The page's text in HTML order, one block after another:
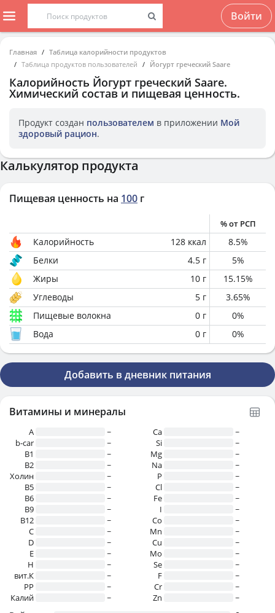
Войти
Главная
Таблица калорийности продуктов
Таблица продуктов пользователей
Йогурт греческий Saare
Калорийность Йогурт греческий Saare.
Химический состав и пищевая ценность.
Продукт создан пользователем в приложении Мой
здоровый рацион.
Калькулятор продукта
Пищевая ценность на 100 г
% от РСП
Калорийность 128 ккал 8.5%
Белки
4.5 г 5%
Жиры
10 г 15.15%
Углеводы
5 г 3.65%
Пищевые волокна
0 г 0%
Вода
0 г 0%
Добавить в дневник питания
Витамины и минералы
A
~
b-car
~
В1
~
B2
~
Холин
~
B5
~
B6
~
B9
~
B12
~
C
~
D
~
E
~
H
~
вит.К
~
PP
~
Калий
~
Ca
~
Si
~
Mg
~
Na
~
P
~
Cl
~
Fe
~
I
~
Co
~
Mn
~
Cu
~
Mo
~
Se
~
F
~
Cr
~
Zn
~